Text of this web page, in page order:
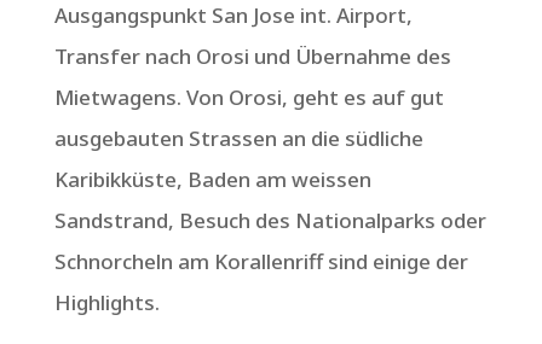
Ausgangspunkt San Jose int. Airport,
Transfer nach Orosi und Übernahme des
Mietwagens. Von Orosi, geht es auf gut
ausgebauten Strassen an die südliche
Karibikküste, Baden am weissen
Sandstrand, Besuch des Nationalparks oder
Schnorcheln am Korallenriff sind einige der
Highlights.